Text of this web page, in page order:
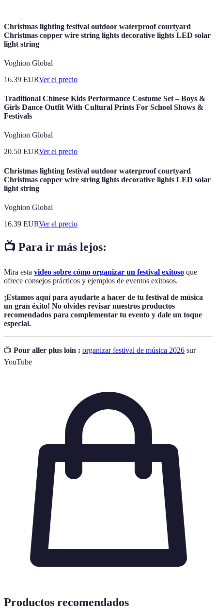
Christmas lighting festival outdoor waterproof courtyard
Christmas copper wire string lights decorative lights LED solar
light string
Voghion Global
16.39 EURVer el precio
Traditional Chinese Kids Performance Costume Set – Boys &
Girls Dance Outfit With Cultural Prints For School Shows &
Festivals​
Voghion Global
20.50 EURVer el precio
Christmas lighting festival outdoor waterproof courtyard
Christmas copper wire string lights decorative lights LED solar
light string
Voghion Global
16.39 EURVer el precio
📺 Para ir más lejos:
Mira esta video sobre cómo organizar un festival exitoso que
ofrece consejos prácticos y ejemplos de eventos exitosos.
¡Estamos aquí para ayudarte a hacer de tu festival de música
un gran éxito! No olvides revisar nuestros productos
recomendados para complementar tu evento y dale un toque
especial.
📺 Pour aller plus loin : organizar festival de música 2026 sur
YouTube
Productos recomendados